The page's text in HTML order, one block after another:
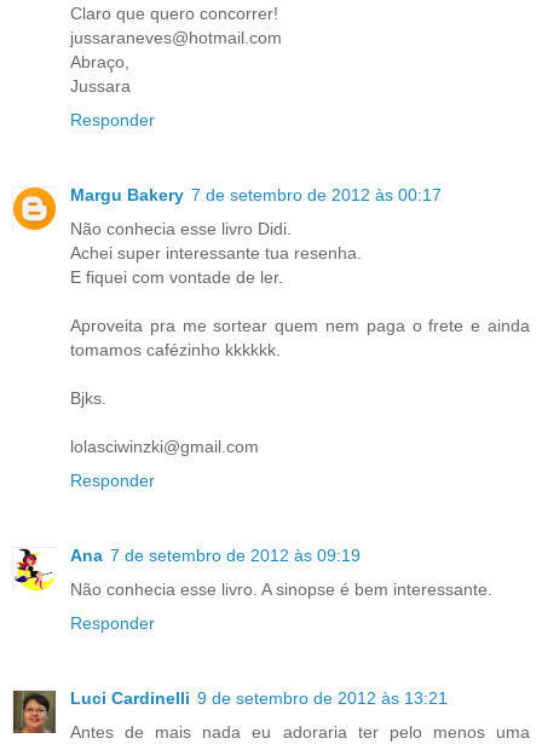
Claro que quero concorrer!
jussaraneves@hotmail.com
Abraço,
Jussara
Responder
Margu Bakery 7 de setembro de 2012 às 00:17
Não conhecia esse livro Didi.
Achei super interessante tua resenha.
E fiquei com vontade de ler.
Aproveita pra me sortear quem nem paga o frete e ainda
tomamos cafézinho kkkkkk.
Bjks.
lolasciwinzki@gmail.com
Responder
Ana 7 de setembro de 2012 às 09:19
Não conhecia esse livro. A sinopse é bem interessante.
Responder
Luci Cardinelli 9 de setembro de 2012 às 13:21
Antes de mais nada eu adoraria ter pelo menos uma